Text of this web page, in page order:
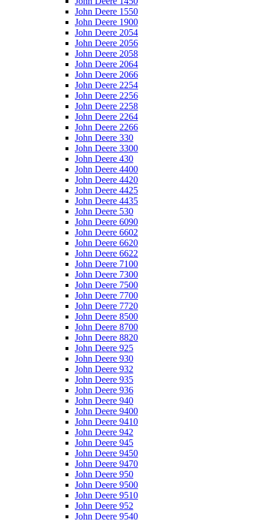
John Deere 1550
John Deere 1900
John Deere 2054
John Deere 2056
John Deere 2058
John Deere 2064
John Deere 2066
John Deere 2254
John Deere 2256
John Deere 2258
John Deere 2264
John Deere 2266
John Deere 330
John Deere 3300
John Deere 430
John Deere 4400
John Deere 4420
John Deere 4425
John Deere 4435
John Deere 530
John Deere 6090
John Deere 6602
John Deere 6620
John Deere 6622
John Deere 7100
John Deere 7300
John Deere 7500
John Deere 7700
John Deere 7720
John Deere 8500
John Deere 8700
John Deere 8820
John Deere 925
John Deere 930
John Deere 932
John Deere 935
John Deere 936
John Deere 940
John Deere 9400
John Deere 9410
John Deere 942
John Deere 945
John Deere 9450
John Deere 9470
John Deere 950
John Deere 9500
John Deere 9510
John Deere 952
John Deere 9540